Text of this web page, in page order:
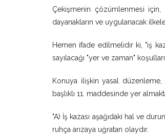
Çekişmenin çözümlenmesi için,
dayanakların ve uygulanacak
Hemen ifade edilmelidir ki, "iş
sayılacağı "yer ve zaman"
Konuya ilişkin yasal düzenleme,
başlıklı 11. maddesinde yer
"A) İş kazası aşağıdaki hal ve
ruhça arızaya uğratan olaydır.